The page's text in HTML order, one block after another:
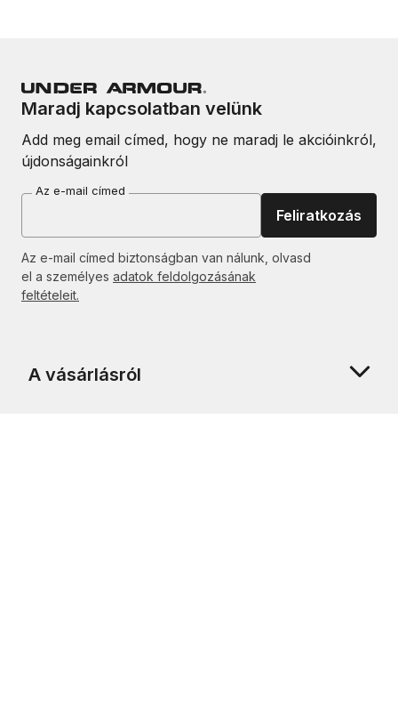
Maradj kapcsolatban velünk
Add meg email címed, hogy ne maradj le akcióinkról,
újdonságainkról
Az e-mail címed
Feliratkozás
Az e-mail címed biztonságban van nálunk, olvasd
el a személyes adatok feldolgozásának
feltételeit.
A vásárlásról